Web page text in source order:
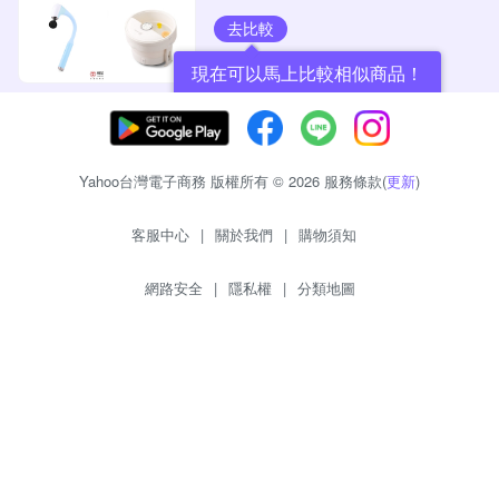
去比較
現在可以馬上比較相似商品！
Yahoo台灣電子商務 版權所有 © 2026 服務條款(更新)
客服中心 | 關於我們 | 購物須知
網路安全 | 隱私權 | 分類地圖